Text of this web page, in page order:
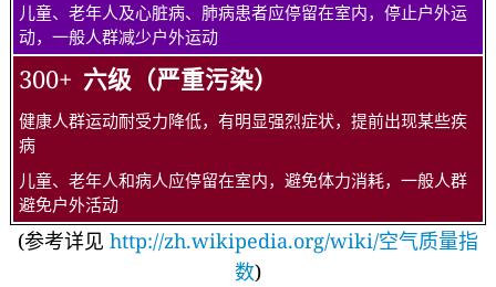
儿童、老年人及心脏病、肺病患者应停留在室内，停止户外运
动，一般人群减少户外运动
300+ 六级（严重污染）
健康人群运动耐受力降低，有明显强烈症状，提前出现某些疾
病
儿童、老年人和病人应停留在室内，避免体力消耗，一般人群
避免户外活动
(参考详见 http://zh.wikipedia.org/wiki/空气质量指
数)